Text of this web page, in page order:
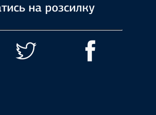
на розсилку